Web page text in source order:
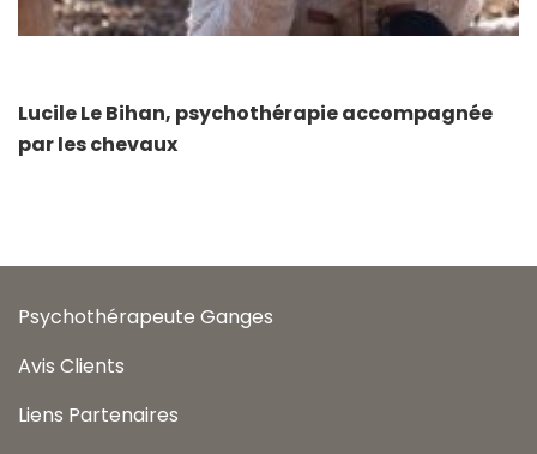
Lucile Le Bihan, psychothérapie accompagnée
par les chevaux
Psychothérapeute Ganges
Avis Clients
Liens Partenaires